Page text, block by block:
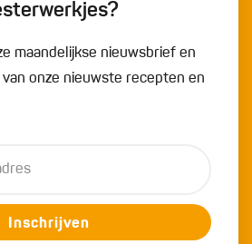
maandelijkse nieuwsbrief en
onze nieuwste recepten en
Inschrijven